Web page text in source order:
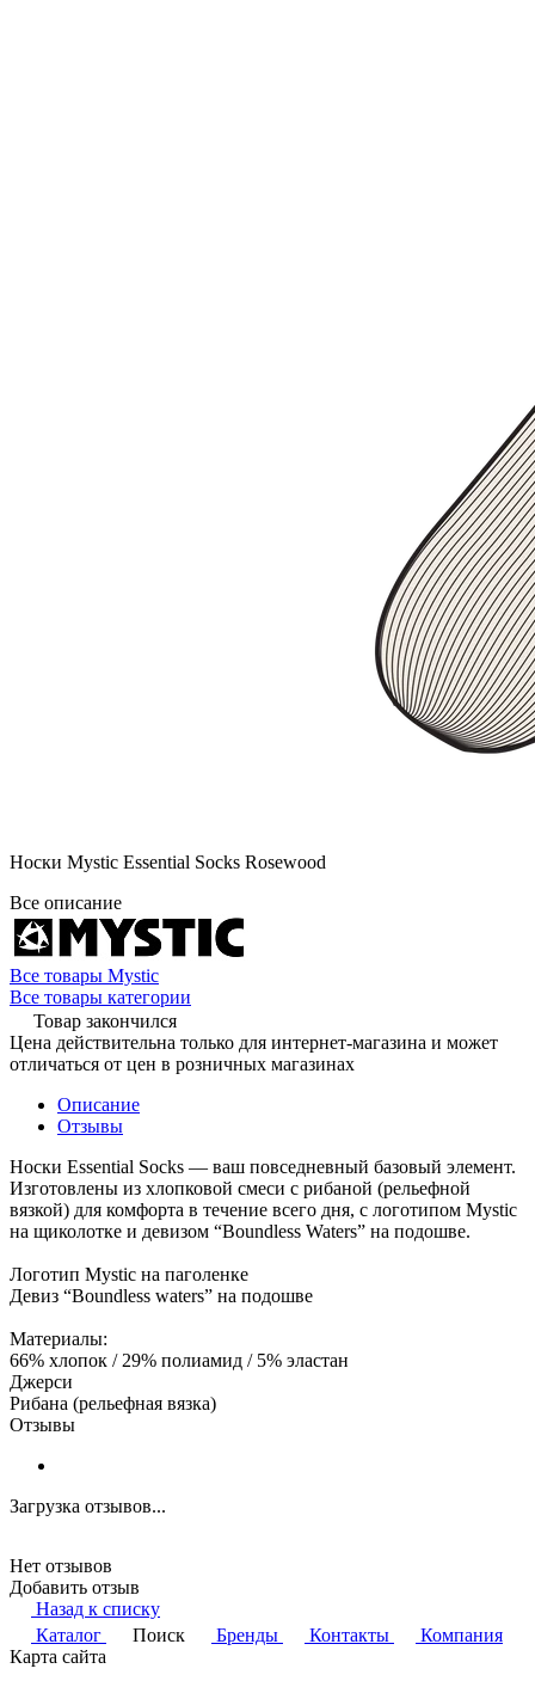
Носки Mystic Essential Socks Rosewood
Все описание
Все товары Mystic
Все товары категории
Товар закончился
Цена действительна только для интернет-магазина и может
отличаться от цен в розничных магазинах
Описание
Отзывы
Носки Essential Socks — ваш повседневный базовый элемент.
Изготовлены из хлопковой смеси с рибаной (рельефной
вязкой) для комфорта в течение всего дня, с логотипом Mystic
на щиколотке и девизом “Boundless Waters” на подошве.
Логотип Mystic на паголенке
Девиз “Boundless waters” на подошве
Материалы:
66% хлопок / 29% полиамид / 5% эластан
Джерси
Рибана (рельефная вязка)
Отзывы
Загрузка отзывов...
Нет отзывов
Добавить отзыв
Назад к списку
Каталог
Поиск Бренды Контакты
Компания
Карта сайта